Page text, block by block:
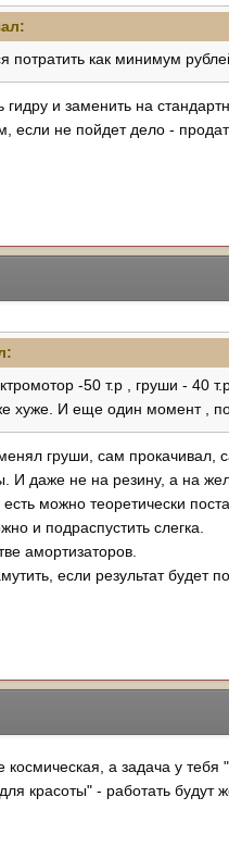
потратить как минимум
гидру и заменить на
если не пойдет дело -
-50 т.р , груши - 40
хуже. И еще один момент ,
груши, сам прокачивал,
И даже не на резину, а на
можно теоретически
и подраспустить слегка.
амортизаторов.
если результат будет
космическая, а задача у
красоты" - работать